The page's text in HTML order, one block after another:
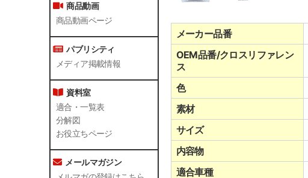
商品動画
商品動画ページ
パブリシティ
メディア掲載情報
資料室
適合・一覧表
分解図
お役立ちページ
メールマガジン
メーカー品番
OEM品番/クロスリファレン
ス
色
素材
サイズ
内容物
適合車種